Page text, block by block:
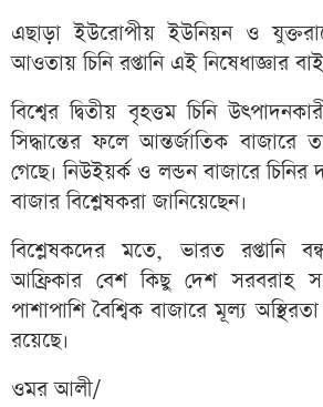
এছাড়া ইউরোপীয় ইউনিয়ন ও
আওতায় চিনি রপ্তানি এই নিষেধাজ্ঞার
বিশ্বের দ্বিতীয় বৃহত্তম চিনি
সিদ্ধান্তের ফলে আন্তর্জাতিক বাজারে
গেছে। নিউইয়র্ক ও লন্ডন বাজারে চিনির
বাজার বিশ্লেষকরা জানিয়েছেন।
বিশ্লেষকদের মতে, ভারত রপ্তানি
আফ্রিকার বেশ কিছু দেশ সরবরাহ
পাশাপাশি বৈশ্বিক বাজারে মূল্য
রয়েছে।
ওমর আলী/